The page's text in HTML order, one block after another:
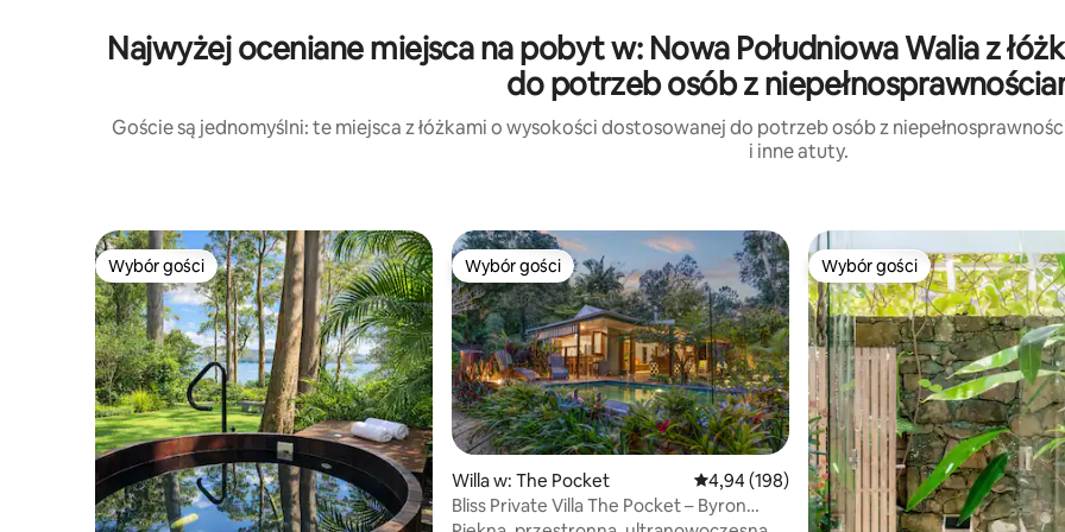
Najwyżej oceniane miejsca na pobyt w: Nowa Południowa Walia z
do potrzeb osób z
Goście są jednomyślni: te miejsca z łóżkami o wysokości dostosowanej do potrzeb osób z
i inne atuty.
Wybór gości
Wybór gości Wybór gości
Wybór gości
Willa w: The Pocket Średnia ocena: 4,94 na 5, liczba recenzji: 198
4,94 (198)
Bliss Private Villa The Pocket – Byron
Wybór gości
Wybór gości